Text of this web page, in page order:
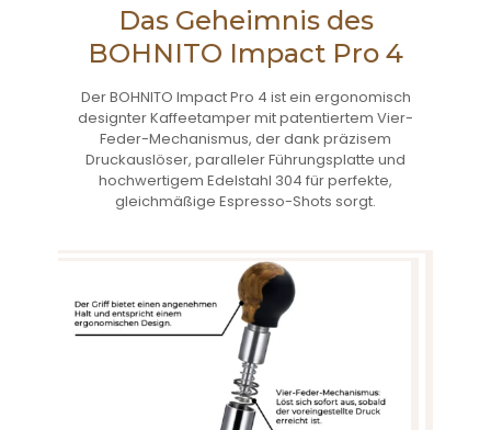
Das Geheimnis des
BOHNITO Impact Pro 4
Der BOHNITO Impact Pro 4 ist ein ergonomisch
designter Kaffeetamper mit patentiertem Vier-
Feder-Mechanismus, der dank präzisem
Druckauslöser, paralleler Führungsplatte und
hochwertigem Edelstahl 304 für perfekte,
gleichmäßige Espresso-Shots sorgt.